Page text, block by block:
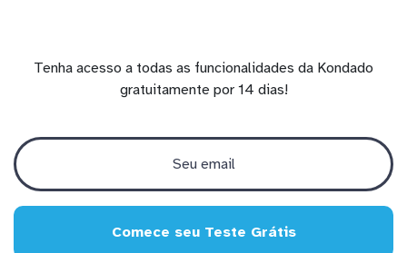
Tenha acesso a todas as funcionalidades da Kondado
gratuitamente por 14 dias!
Comece seu Teste Grátis